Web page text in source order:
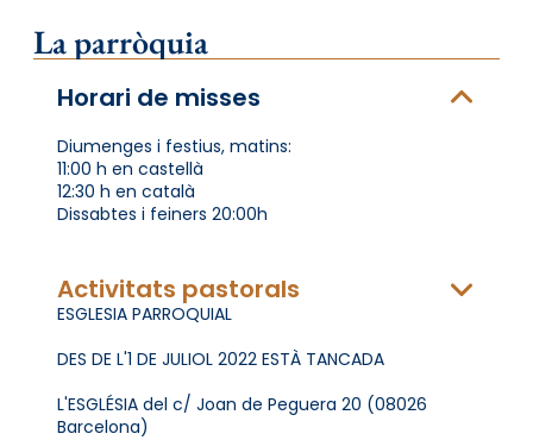
La parròquia
Horari de misses
Diumenges i festius, matins:
11:00 h en castellà
12:30 h en català
Dissabtes i feiners 20:00h
Activitats pastorals
ESGLESIA PARROQUIAL
DES DE L'1 DE JULIOL 2022 ESTÀ TANCADA
L'ESGLÉSIA del c/ Joan de Peguera 20 (08026
Barcelona)